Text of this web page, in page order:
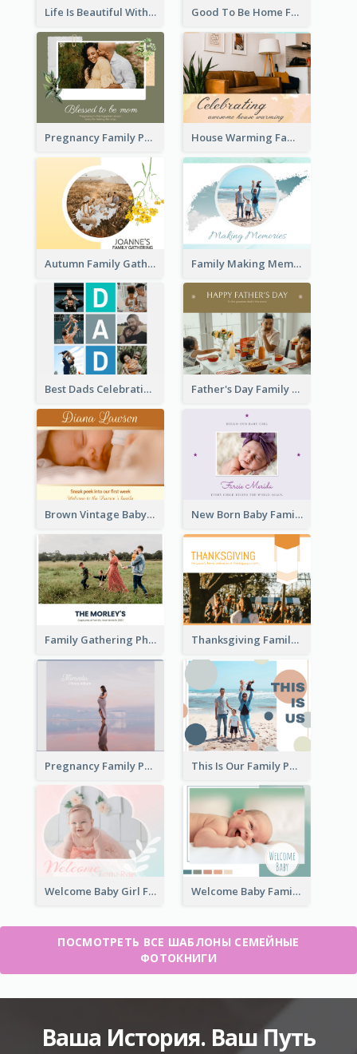
Life Is Beautiful With Family Photo Book Good To Be Home Family Photo Book
Pregnancy Family Photo Book House Warming Family Photo Book
Autumn Family Gathering Photo Book Family Making Memories Photo Book
Best Dads Celebration Photo Book Father's Day Family Photo Book
Brown Vintage Baby Family Photo Book New Born Baby Family Photo Book
Family Gathering Photo Book Thanksgiving Family Gathering Photo Book
Pregnancy Family Photo Book This Is Our Family Photo Book
Welcome Baby Girl Family Photo Book Welcome Baby Family Photo Book
ПОСМОТРЕТЬ ВСЕ ШАБЛОНЫ СЕМЕЙНЫЕ
ФОТОКНИГИ
Ваша История. Ваш Путь